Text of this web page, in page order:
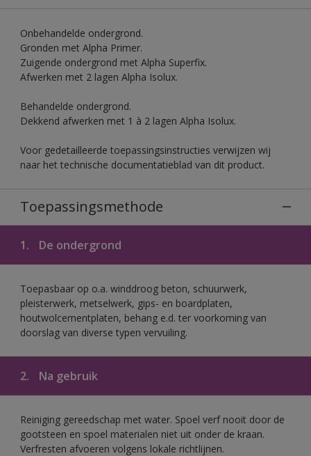
Onbehandelde ondergrond.
Gronden met Alpha Primer.
Zuigende ondergrond met Alpha Superfix.
Afwerken met 2 lagen Alpha Isolux.
Behandelde ondergrond.
Dekkend afwerken met 1 à 2 lagen Alpha Isolux.
Voor gedetailleerde toepassingsinstructies verwijzen wij
naar het technische documentatieblad van dit product.
Toepassingsmethode
1. De ondergrond
Toepasbaar op o.a. winddroog beton, schuurwerk,
pleisterwerk, metselwerk, gips- en boardplaten,
houtwolcementplaten, behang e.d. ter voorkoming van
doorslag van diverse typen vervuiling.
2. Na gebruik
Reiniging gereedschap met water. Spoel verf nooit door de
gootsteen en spoel materialen niet uit onder de kraan.
Verfresten afvoeren volgens lokale richtlijnen.